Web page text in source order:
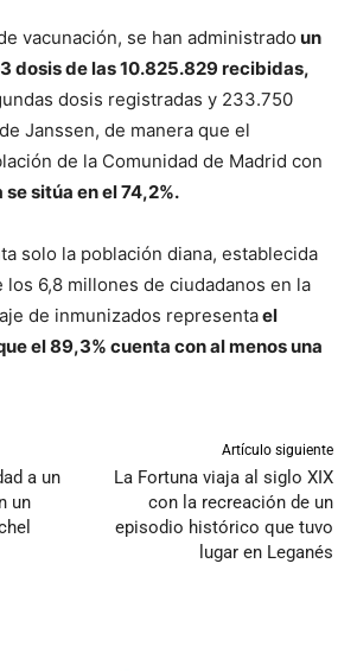
vacunación, se han administrado un
dosis de las 10.825.829 recibidas,
dosis registradas y 233.750
Janssen, de manera que el
de la Comunidad de Madrid con
sitúa en el 74,2%.
solo la población diana, establecida
los 6,8 millones de ciudadanos en la
de inmunizados representael
el 89,3% cuenta con al menos una
a un
un
Artículo siguiente
La Fortuna viaja al siglo XIX
con la recreación de un
episodio histórico que tuvo
lugar en Leganés